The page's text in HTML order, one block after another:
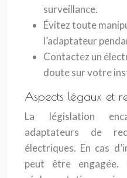
surveillance.
Évitez toute
l’adaptateur
Contactez un
doute sur votre
Aspects légaux et
La législation
adaptateurs de
électriques. En cas
peut être engagée.